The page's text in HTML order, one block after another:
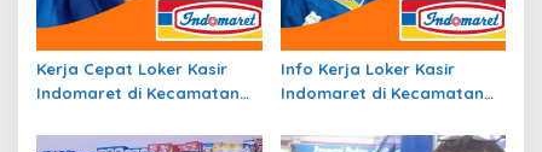
Kerja Cepat Loker Kasir
Indomaret di Kecamatan
Tahun 2026
Info Kerja Loker Kasir
Indomaret di Kecamatan
Tahun 2026